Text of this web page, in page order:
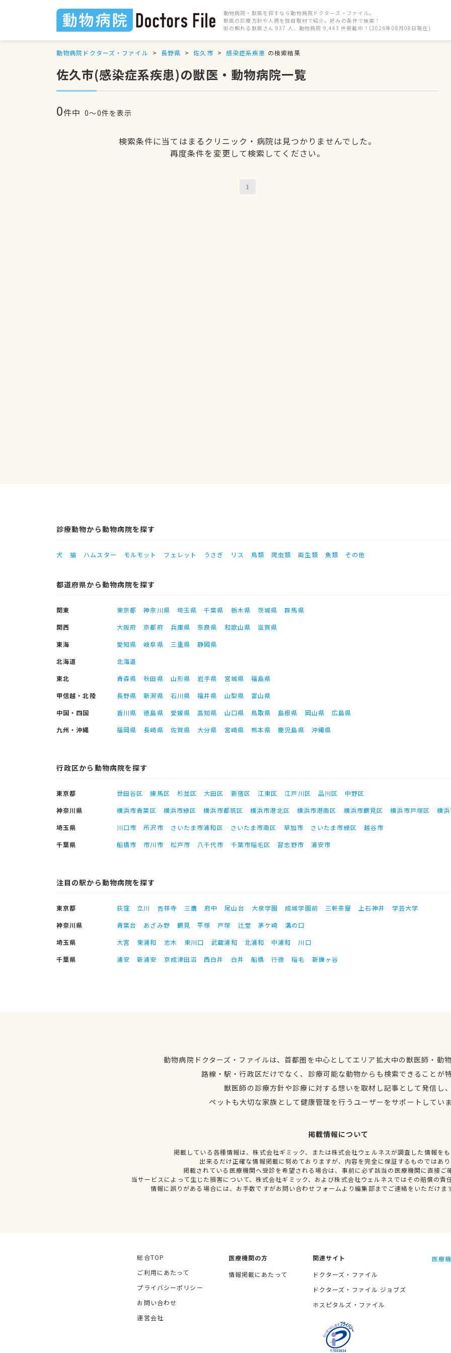
動物病院・獣医を探すなら動物病院ドクターズ・ファイル。
獣医の診療方針や人柄を独自取材で紹介。好みの条件で検索！
街の頼れる獣医さん 937 人、動物病院 9,443 件掲載中！(2026年08月08日現在)
動物病院ドクターズ・ファイル 長野県 佐久市 感染症系疾患 の検索結果
佐久市(感染症系疾患)の獣医・動物病院一覧
0件中 0〜0件を表示
検索条件に当てはまるクリニック・病院は見つかりませんでした。
再度条件を変更して検索してください。
1
診療動物から動物病院を探す
犬 猫 ハムスター モルモット フェレット うさぎ リス 鳥類 爬虫類 両生類 魚類 その他
都道府県から動物病院を探す
関東 東京都 神奈川県 埼玉県 千葉県 栃木県 茨城県
群馬県
関西
大阪府 京都府 兵庫県 奈良県 和歌山県
滋賀県
東海
愛知県 岐阜県 三重県
静岡県
北海道
北海道
東北
青森県 秋田県 山形県 岩手県 宮城県
福島県
甲信越・北陸
長野県 新潟県 石川県 福井県 山梨県
富山県
中国・四国
香川県 徳島県 愛媛県 高知県 山口県 鳥取県 島根県 岡山県
広島県
九州・沖縄
福岡県 長崎県 佐賀県 大分県 宮崎県 熊本県 鹿児島県 沖縄県
行政区から動物病院を探す
東京都 世田谷区 練馬区 杉並区 大田区 新宿区 江東区 江戸川区 品川区
中野区
神奈川県
横浜市青葉区 横浜市緑区 横浜市都筑区 横浜市港北区 横浜市港南区 横浜市鶴見区 横浜市戸塚区
横
埼玉県
川口市 所沢市 さいたま市浦和区 さいたま市南区 草加市 さいたま市緑区
越谷市
千葉県
船橋市 市川市 松戸市 八千代市 千葉市稲毛区 習志野市 浦安市
注目の駅から動物病院を探す
東京都 荻窪 立川 吉祥寺 三鷹 府中 尾山台 大泉学園 成城学園前 三軒茶屋 上石神井
学芸大学
神奈川県
青葉台 あざみ野 鶴見 平塚 戸塚 辻堂 茅ケ崎
溝の口
埼玉県
大宮 東浦和 志木 東川口 武蔵浦和 北浦和 中浦和
川口
千葉県
浦安 新浦安 京成津田沼 西白井 白井 船橋 行徳 稲毛 新鎌ヶ谷
動物病院ドクターズ・ファイルは、首都圏を中心としてエリア拡大中の獣医師・動
路線・駅・行政区だけでなく、診療可能な動物からも検索できることが
獣医師の診療方針や診療に対する想いを取材し記事として発信し
ペットも大切な家族として健康管理を行うユーザーをサポートしてい
掲載情報について
掲載している各種情報は、株式会社ギミック、または株式会社ウェルネスが調査した情報を
出来るだけ正確な情報掲載に努めておりますが、内容を完全に保証するものではあ
掲載されている医療機関へ受診を希望される場合は、事前に必ず該当の医療機関に直接ご
当サービスによって生じた損害について、株式会社ギミック、および株式会社ウェルネスではその賠償の責
情報に誤りがある場合には、お手数ですがお問い合わせフォームより編集部までご連絡をいただけま
総合TOP
ご利用にあたって
プライバシーポリシー
お問い合わせ
運営会社
医療機関の方
情報掲載にあたって
関連サイト
ドクターズ・ファイル
ドクターズ・ファイル ジョブズ
ホスピタルズ・ファイル
医療